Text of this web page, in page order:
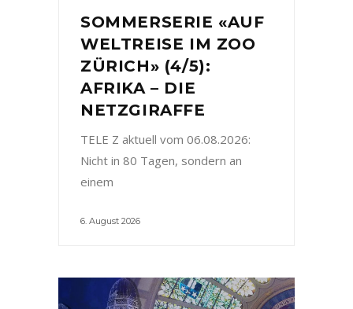
SOMMERSERIE «AUF
WELTREISE IM ZOO
ZÜRICH» (4/5):
AFRIKA – DIE
NETZGIRAFFE
TELE Z aktuell vom 06.08.2026:
Nicht in 80 Tagen, sondern an
einem
6. August 2026